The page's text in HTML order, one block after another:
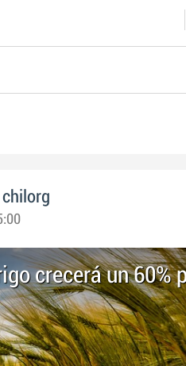
chilorg
crecerá un 60%